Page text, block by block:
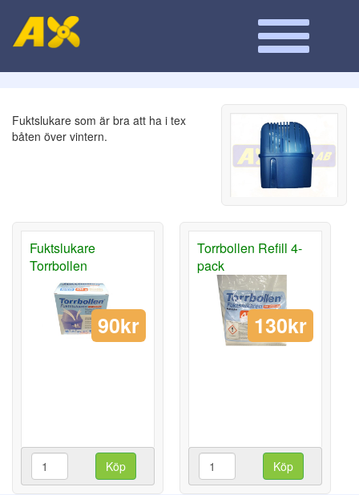
Fuktslukare som är bra att ha i tex
båten över vintern.
Fuktslukare
Torrbollen
90kr
Köp
Torrbollen Refill 4-
pack
130kr
Köp